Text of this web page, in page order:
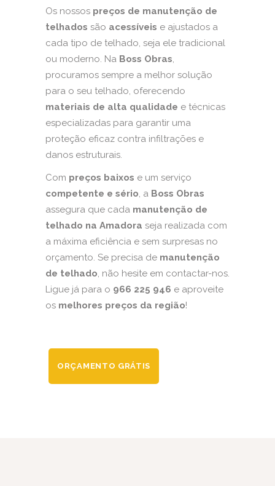
Os nossos preços de manutenção de
telhados são acessíveis e ajustados a
cada tipo de telhado, seja ele tradicional
ou moderno. Na Boss Obras,
procuramos sempre a melhor solução
para o seu telhado, oferecendo
materiais de alta qualidade e técnicas
especializadas para garantir uma
proteção eficaz contra infiltrações e
danos estruturais.
Com preços baixos e um serviço
competente e sério, a Boss Obras
assegura que cada manutenção de
telhado na Amadora seja realizada com
a máxima eficiência e sem surpresas no
orçamento. Se precisa de manutenção
de telhado, não hesite em contactar-nos.
Ligue já para o 966 225 946 e aproveite
os melhores preços da região!
ORÇAMENTO GRÁTIS